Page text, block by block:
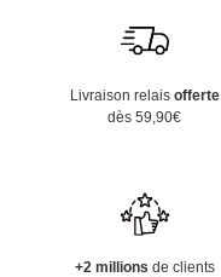
Livraison relais offerte
dès 59,90€
+2 millions de clients